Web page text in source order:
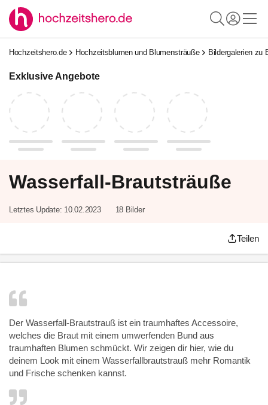
Hochzeitshero.de Hochzeitsblumen und Blumensträuße Bildergalerien zu
Exklusive Angebote
Wasserfall-Brautsträuße
Letztes Update: 10.02.2023 18 Bilder
Teilen
Der Wasserfall-Brautstrauß ist ein traumhaftes Accessoire,
welches die Braut mit einem umwerfenden Bund aus
traumhaften Blumen schmückt. Wir zeigen dir hier, wie du
deinem Look mit einem Wasserfallbrautstrauß mehr Romantik
und Frische schenken kannst.